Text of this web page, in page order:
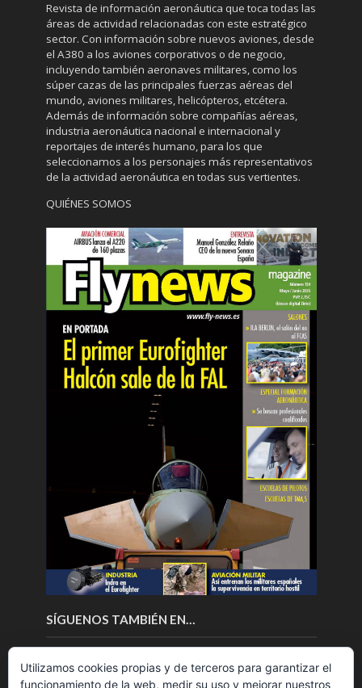
Revista de información aeronáutica que toca todas las
áreas de actividad relacionadas con este estratégico
sector. Con información sobre nuevos aviones, desde
el A380 a los aviones corporativos o de negocio,
incluyendo también aeronaves militares, como los
súper cazas de las principales fuerzas aéreas del
mundo, aviones militares, helicópteros, etcétera.
Además de información sobre compañías aéreas,
industria aeronáutica nacional e internacional y
reportajes de interés humano, para los que
seleccionamos a los personajes más representativos
de la actividad aeronáutica en todas sus vertientes.
QUIÉNES SOMOS
SÍGUENOS TAMBIÉN EN…
Utilizamos cookies propias y de terceros para garantizar el
funcionamiento de la web, medir su uso y mejorar nuestros